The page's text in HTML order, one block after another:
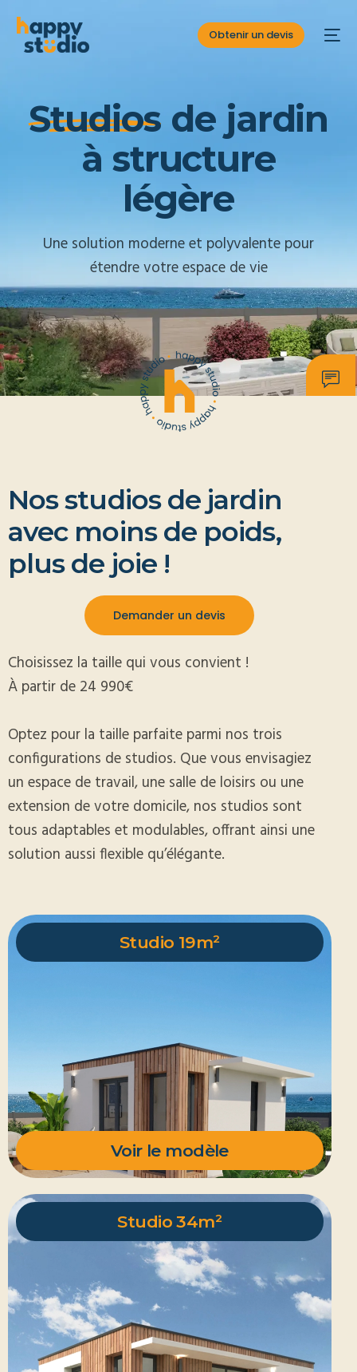
Obtenir un devis
Studios de jardin
à structure
légère
Une solution moderne et polyvalente pour
étendre votre espace de vie
Nos studios de jardin
avec moins de poids,
plus de joie !
Demander un devis
Choisissez la taille qui vous convient !
À partir de 24 990€
Optez pour la taille parfaite parmi nos trois
configurations de studios. Que vous envisagiez
un espace de travail, une salle de loisirs ou une
extension de votre domicile, nos studios sont
tous adaptables et modulables, offrant ainsi une
solution aussi flexible qu’élégante.
Studio 19m²
Voir le modèle
Studio 34m²